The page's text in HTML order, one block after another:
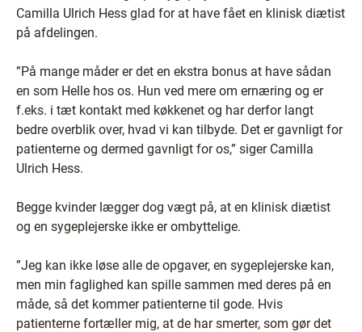
Camilla Ulrich Hess glad for at have fået en klinisk diætist
på afdelingen.
”På mange måder er det en ekstra bonus at have sådan
en som Helle hos os. Hun ved mere om ernæring og er
f.eks. i tæt kontakt med køkkenet og har derfor langt
bedre overblik over, hvad vi kan tilbyde. Det er gavnligt for
patienterne og dermed gavnligt for os,” siger Camilla
Ulrich Hess.
Begge kvinder lægger dog vægt på, at en klinisk diætist
og en sygeplejerske ikke er ombyttelige.
”Jeg kan ikke løse alle de opgaver, en sygeplejerske kan,
men min faglighed kan spille sammen med deres på en
måde, så det kommer patienterne til gode. Hvis
patienterne fortæller mig, at de har smerter, som gør det